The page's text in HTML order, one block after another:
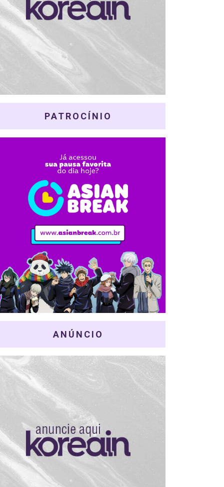
PATROCÍNIO
ANÚNCIO